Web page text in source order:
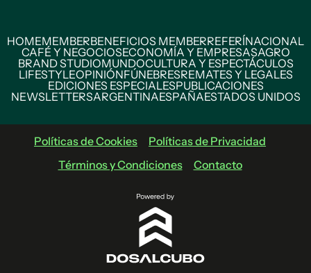
HOMEMEMBERBENEFICIOS MEMBERREFERÍNACIONAL
CAFÉ Y NEGOCIOSECONOMÍA Y EMPRESASAGRO
BRAND STUDIOMUNDOCULTURA Y ESPECTÁCULOS
LIFESTYLEOPINIÓNFÚNEBRESREMATES Y LEGALES
EDICIONES ESPECIALESPUBLICACIONES
NEWSLETTERSARGENTINAESPAÑAESTADOS UNIDOS
Políticas de Cookies
Políticas de Privacidad
Términos y Condiciones
Contacto